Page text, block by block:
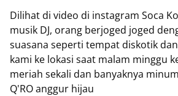
Dilihat di video di instagram Soca
musik DJ, orang berjoged joged
suasana seperti tempat diskotik
kami ke lokasi saat malam minggu
meriah sekali dan banyaknya
Q'RO anggur hijau